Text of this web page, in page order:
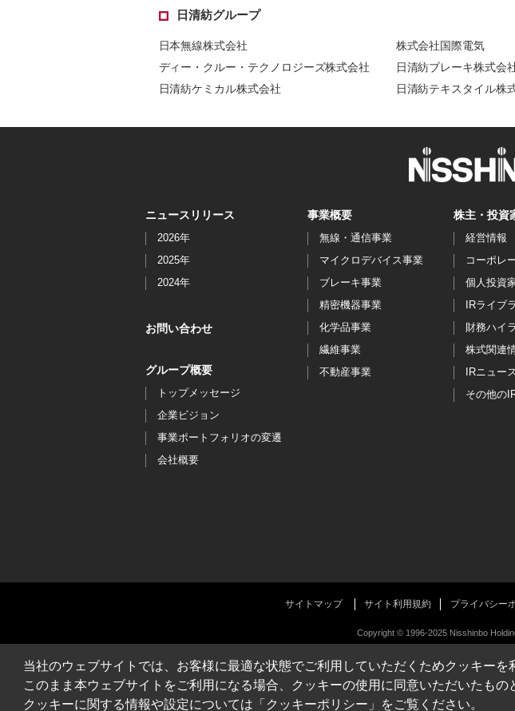
当社のウェブサイトでは、お客様に最適な状態でご利用していただくためクッキーを
このまま本ウェブサイトをご利用になる場合、クッキーの使用に同意いただいたもの
クッキーに関する情報や設定については「クッキーポリシー」をご覧ください。
日清紡グループ
日本無線株式会社
ディー・クルー・テクノロジーズ株式会社
日清紡ケミカル株式会社
株式会社国際電気
日清紡ブレーキ株式会
日清紡テキスタイル株
ニュースリリース
2026年
2025年
2024年
お問い合わせ
グループ概要
トップメッセージ
企業ビジョン
事業ポートフォリオの変遷
会社概要
事業概要
無線・通信事業
マイクロデバイス事業
ブレーキ事業
精密機器事業
化学品事業
繊維事業
不動産事業
株主・投資
経営情報
コーポレ
個人投資
IRライブ
財務ハイ
株式関連
IRニュー
その他の
サイトマップ サイト利用規約 プライバシー
Copyright © 1996-2025 Nisshinbo